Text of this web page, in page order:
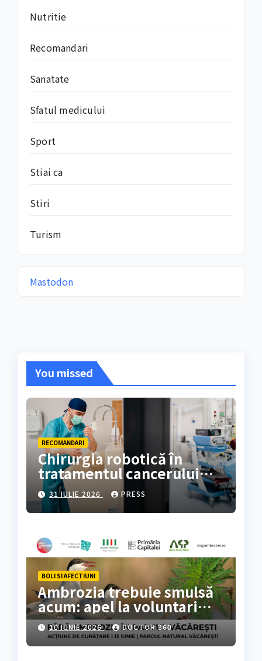
Nutritie
Recomandari
Sanatate
Sfatul medicului
Sport
Stiai ca
Stiri
Turism
Mastodon
You missed
RECOMANDARI
Chirurgia robotică în
tratamentul cancerului
colorectal
31 IULIE 2026 PRESS
BOLI SI AFECTIUNI
Ambrozia trebuie smulsă
acum: apel la voluntari
pentru acțiune de curățare
în Parcul Natural
Văcărești
10 IUNIE 2026 DOCTOR 360